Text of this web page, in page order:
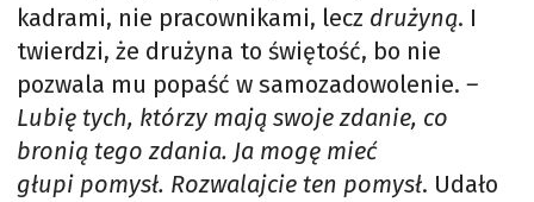
kadrami, nie pracownikami, lecz drużyną. I
twierdzi, że drużyna to świętość, bo nie
pozwala mu popaść w samozadowolenie. –
Lubię tych, którzy mają swoje zdanie, co
bronią tego zdania. Ja mogę mieć
głupi pomysł. Rozwalajcie ten pomysł. Udało